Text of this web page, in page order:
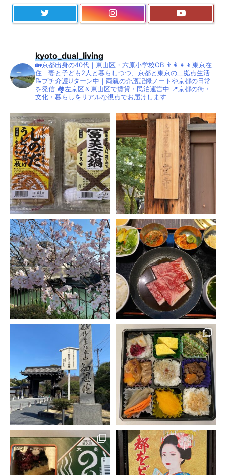
kyoto_dual_living
🏡京都出身の40代｜東山区・六原小学校OB 👨‍👩‍👧‍👦東京在
住｜妻と子ども2人と暮らしつつ、京都と東京の二拠点生活
📝プチ介護Uターン中｜両親の介護記録ノートや京都の日常
を発信 🏘左京区＆東山区で賃貸・民泊運営中 📍京都の街・
文化・暮らしをリアルな視点でお届けします